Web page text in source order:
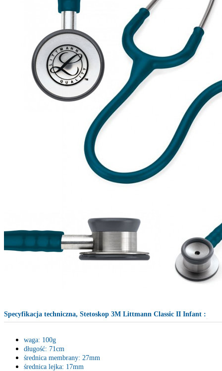
Specyfikacja techniczna, Stetoskop 3M Littmann Classic II Infant :
waga: 100g
długość: 71cm
średnica membrany: 27mm
średnica lejka: 17mm